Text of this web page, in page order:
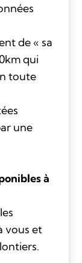
de « sa
qui
toute
une
à
vous et